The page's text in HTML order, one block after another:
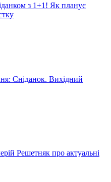
з 1+1! Як планує
Сніданок. Вихідний
Решетняк про актуальні